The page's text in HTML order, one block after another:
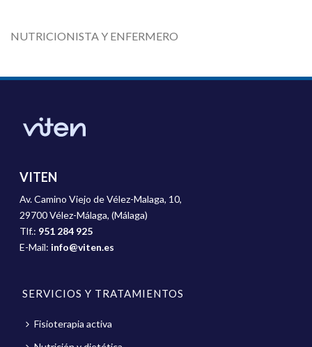
NUTRICIONISTA Y ENFERMERO
VITEN
Av. Camino Viejo de Vélez-Malaga, 10,
29700 Vélez-Málaga, (Málaga)
Tlf.: 951 284 925
E-Mail: info@viten.es
SERVICIOS Y TRATAMIENTOS
Fisioterapia activa